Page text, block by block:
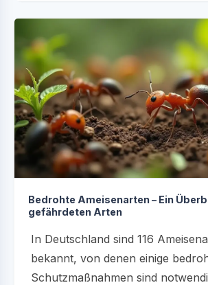
Bedrohte Ameisenarten – Ein
gefährdeten Arten
In Deutschland sind 116
bekannt, von denen einige
Schutzmaßnahmen sind